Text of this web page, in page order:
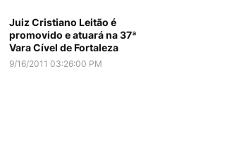
Juiz Cristiano Leitão é
promovido e atuará na 37ª
Vara Cível de Fortaleza
9/16/2011 03:26:00 PM